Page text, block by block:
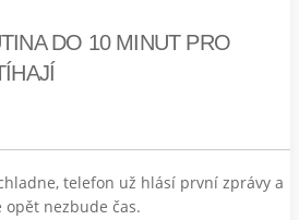
DO 10 MINUT PRO
telefon už hlásí první zprávy a
opět nezbude čas.